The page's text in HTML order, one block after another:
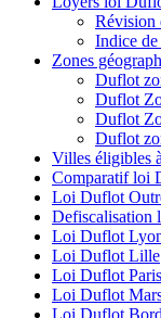
Révision
Indice
Zones
Duflot
Duflot
Duflot
Duflot
Villes éligibles
Comparatif loi
Loi Duflot
Defiscalisation
Loi Duflot
Loi Duflot Lille
Loi Duflot Paris
Loi Duflot
Loi Duflot